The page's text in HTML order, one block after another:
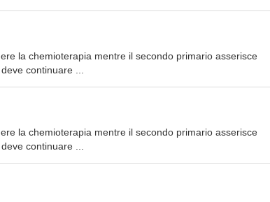
la chemioterapia mentre il secondo primario asserisce
continuare ...
la chemioterapia mentre il secondo primario asserisce
continuare ...